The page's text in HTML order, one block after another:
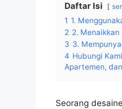
Daftar Isi
1 1.
2 2.
3 3.
4 Hubungi
Apartemen,
Seorang